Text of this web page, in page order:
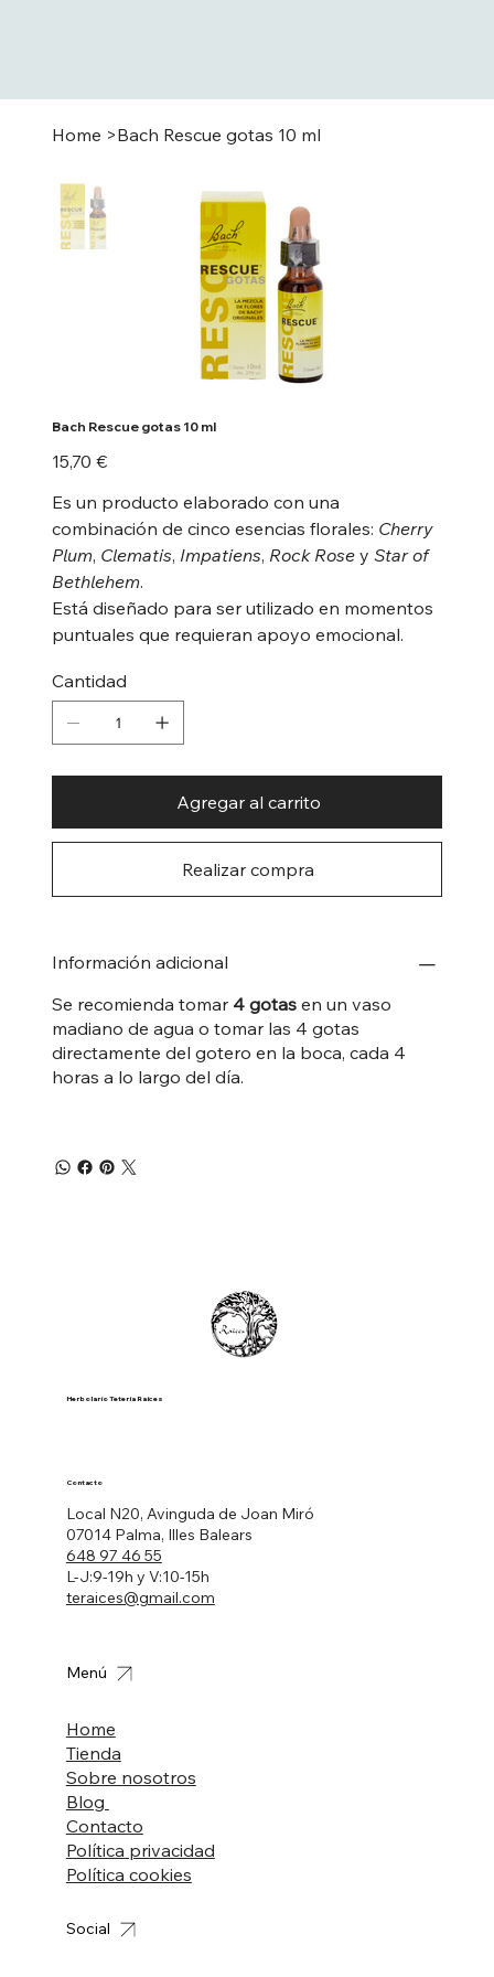
Home >Bach Rescue gotas 10 ml
Bach Rescue gotas 10 ml
Precio
15,70 €
Es un producto elaborado con una
combinación de cinco esencias florales: Cherry
Plum, Clematis, Impatiens, Rock Rose y Star of
Bethlehem.
Está diseñado para ser utilizado en momentos
puntuales que requieran apoyo emocional.
Cantidad
Agregar al carrito
Realizar compra
Información adicional
Se recomienda tomar 4 gotas en un vaso
madiano de agua o tomar las 4 gotas
directamente del gotero en la boca, cada 4
horas a lo largo del día.
Herbolario Tetería Raíces
Local N20, Avinguda de Joan Miró
07014 Palma, Illes Balears
648 97 46 55
L-J:9-19h y V:10-15h
teraices@gmail.com
Contacto
Home
Tienda
Sobre nosotros
Blog
Contacto
Política privacidad
Política cookies
Menú
Social